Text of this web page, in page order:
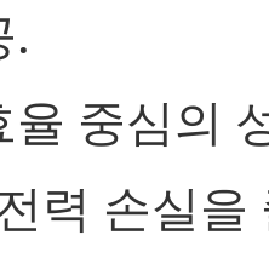
.
율 중심의
력 손실을